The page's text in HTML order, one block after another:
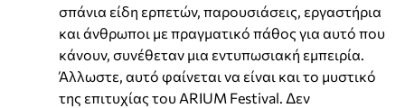
σπάνια είδη ερπετών, παρουσιάσεις, εργαστήρια
και άνθρωποι με πραγματικό πάθος για αυτό που
κάνουν, συνέθεταν μια εντυπωσιακή εμπειρία.
Άλλωστε, αυτό φαίνεται να είναι και το μυστικό
της επιτυχίας του ARIUM Festival. Δεν